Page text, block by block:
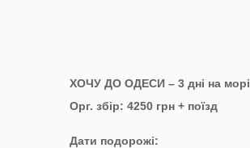
ХОЧУ ДО ОДЕСИ – 3 дні на морі
Орг. збір: 4250 грн + поїзд
Дати подорожі: